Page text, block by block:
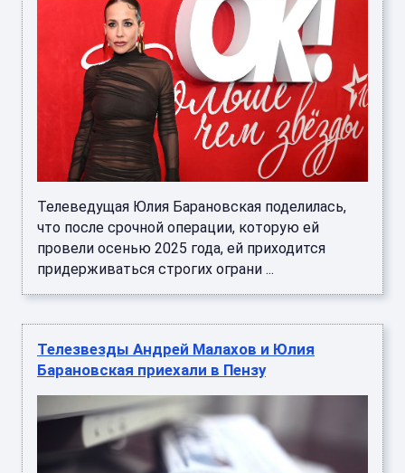
Телеведущая Юлия Барановская поделилась,
что после срочной операции, которую ей
провели осенью 2025 года, ей приходится
придерживаться строгих ограни ...
Телезвезды Андрей Малахов и Юлия
Барановская приехали в Пензу